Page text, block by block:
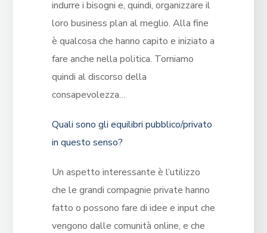
indurre i bisogni e, quindi, organizzare il
loro business plan al meglio. Alla fine
è qualcosa che hanno capito e iniziato a
fare anche nella politica. Torniamo
quindi al discorso della
consapevolezza…
Quali sono gli equilibri pubblico/privato
in questo senso?
Un aspetto interessante è l’utilizzo
che le grandi compagnie private hanno
fatto o possono fare di idee e input che
vengono dalle comunità online, e che